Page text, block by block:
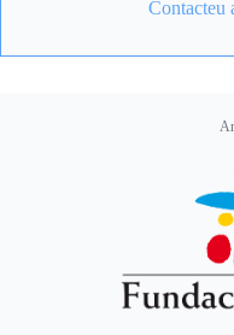
Contacteu